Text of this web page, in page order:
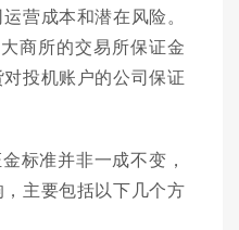
营成本和潜在风险。
商所的交易所保证金
投机账户的公司保证
标准并非一成不变，
主要包括以下几个方